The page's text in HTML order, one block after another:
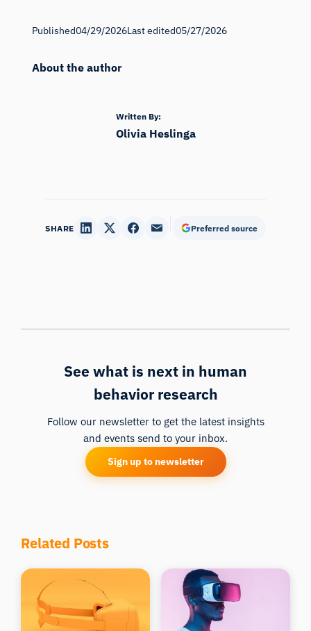
Published04/29/2026Last edited05/27/2026
About the author
Written By:
Olivia Heslinga
SHARE Preferred source
See what is next in human
behavior research
Follow our newsletter to get the latest insights
and events send to your inbox.
Sign up to newsletter
Related Posts